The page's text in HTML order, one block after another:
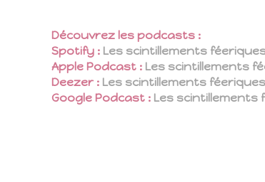
Découvrez les podcasts :
Spotify : Les scintillements
Apple Podcast : Les scintillements
Deezer : Les scintillements
Google Podcast : Les scintillements